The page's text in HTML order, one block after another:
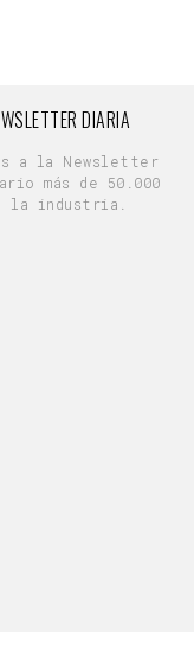
DIARIA
a la Newsletter
más de 50.000
la industria.